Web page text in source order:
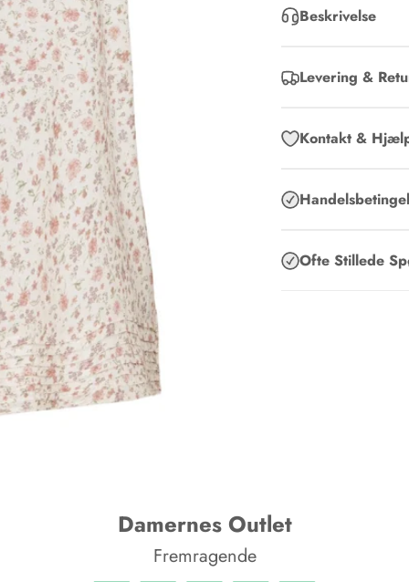
Beskrivelse
Levering &
Kontakt &
Ofte Stillede
Damernes Outlet
Fremragende